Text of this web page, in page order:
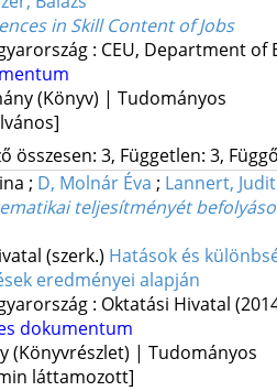
in Skill Content of Jobs
: CEU, Department of
(Könyv) | Tudományos
összesen: 3, Független: 3,
; D, Molnár Éva ; Lannert, Judit
teljesítményét
(szerk.) Hatások és
eredményei alapján
: Oktatási Hivatal
dokumentum
(Könyvrészlet) | Tudományos
láttamozott]